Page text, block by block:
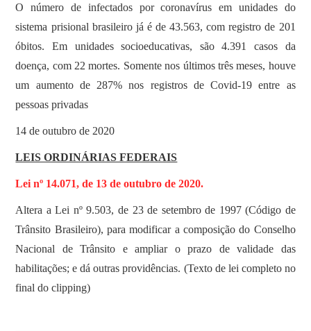
O número de infectados por coronavírus em unidades do
sistema prisional brasileiro já é de 43.563, com registro de 201
óbitos. Em unidades socioeducativas, são 4.391 casos da
doença, com 22 mortes. Somente nos últimos três meses, houve
um aumento de 287% nos registros de Covid-19 entre as
pessoas privadas
14 de outubro de 2020
LEIS ORDINÁRIAS FEDERAIS
Lei nº 14.071, de 13 de outubro de 2020.
Altera a Lei nº 9.503, de 23 de setembro de 1997 (Código de
Trânsito Brasileiro), para modificar a composição do Conselho
Nacional de Trânsito e ampliar o prazo de validade das
habilitações; e dá outras providências. (Texto de lei completo no
final do clipping)